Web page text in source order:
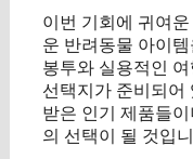
이번 기회에 귀여
운 반려동물 아이
봉투와 실용적인
선택지가 준비되어
받은 인기 제품들
의 선택이 될 것입